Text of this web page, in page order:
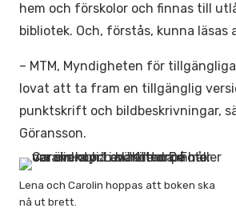
hem och förskolor och finnas till
bibliotek. Och, förstås, kunna läsas
– MTM, Myndigheten för
lovat att ta fram en tillgänglig
punktskrift och bildbeskrivningar,
Göransson.
Lena och Carolin hoppas att boken ska
nå ut brett.